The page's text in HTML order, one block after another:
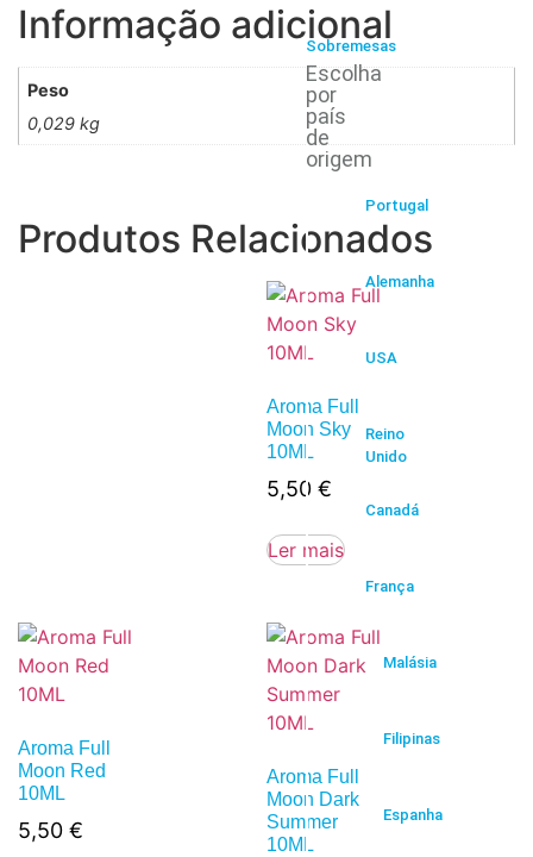
Sobremesas
Escolha
por
país
de
origem
Portugal
Alemanha
USA
Reino
Unido
Canadá
França
Malásia
Filipinas
Espanha
Informação adicional
Peso
0,029 kg
Produtos Relacionados
Aroma Full
Moon Sky
10ML
5,50 €
Ler mais
Aroma Full
Moon Red
10ML
5,50 €
Aroma Full
Moon Dark
Summer
10ML